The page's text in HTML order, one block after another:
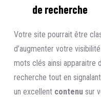
de recherche
Votre site pourrait être
d’augmenter votre
mots clés ainsi apparaitre
recherche tout en
un excellent contenu sur